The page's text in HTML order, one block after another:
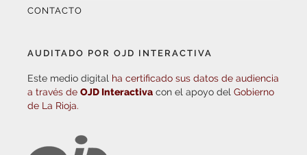
CONTACTO
AUDITADO POR OJD INTERACTIVA
Este medio digital ha certificado sus datos de audiencia
a través de OJD Interactiva con el apoyo del Gobierno
de La Rioja.